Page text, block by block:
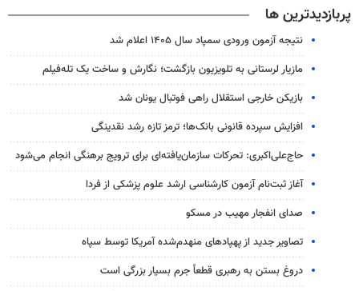
پربازدیدترین ها
نتیجه آزمون ورودی سمپاد سال ۱۴۰۵ اعلام شد
مازیار لرستانی به تلویزیون بازگشت؛ نگارش و ساخت یک تله‌فیلم
بازیکن خارجی استقلال راهی فوتبال یونان شد
افزایش سپرده قانونی بانک‌ها؛ ترمز تازه رشد نقدینگی
حاج‌علی‌اکبری: تحرکات سازمان‌یافته‌ای برای ترویج برهنگی انجام می‌شود
آغاز ثبت‌نام‌ آزمون کارشناسی ارشد علوم پزشکی از فردا
صدای انفجار مهیب در مسکو
تصاویر جدید از پهپادهای منهدم‌شده آمریکا توسط سپاه
دروغ بستن به رهبری قطعاً جرم بسیار بزرگی است